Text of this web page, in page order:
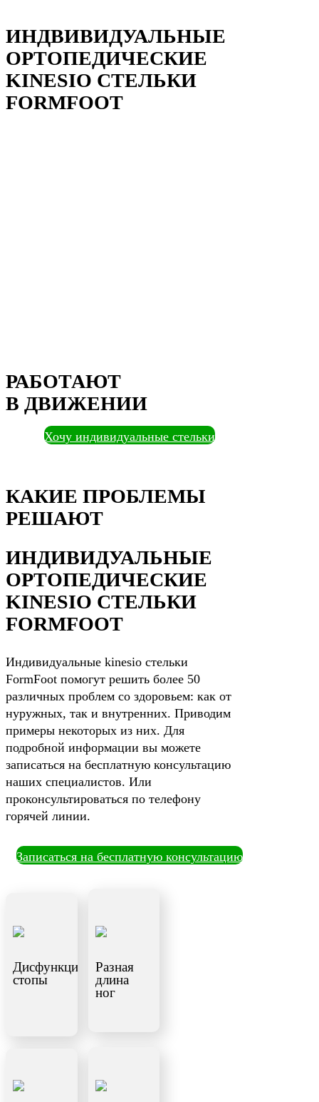
ИНДВИВИДУАЛЬНЫЕ
ОРТОПЕДИЧЕСКИЕ
KINESIO СТЕЛЬКИ
FORMFOOT
РАБОТАЮТ
В ДВИЖЕНИИ
Хочу индивидуальные стельки
КАКИЕ ПРОБЛЕМЫ
РЕШАЮТ
ИНДИВИДУАЛЬНЫЕ
ОРТОПЕДИЧЕСКИЕ
KINESIO СТЕЛЬКИ
FORMFOOT
Индивидуальные kinesio стельки
FormFoot помогут решить более 50
различных проблем со здоровьем: как от
нуружных, так и внутренних. Приводим
примеры некоторых из них. Для
подробной информации вы можете
записаться на бесплатную консультацию
наших специалистов. Или
проконсультироваться по телефону
горячей линии.
Записаться на бесплатную консультацию
Дисфункция
стопы
Разная
длина
ног